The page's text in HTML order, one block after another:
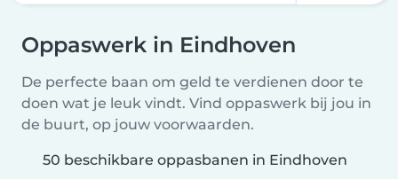
Oppaswerk in Eindhoven
De perfecte baan om geld te verdienen door te
doen wat je leuk vindt. Vind oppaswerk bij jou in
de buurt, op jouw voorwaarden.
50 beschikbare oppasbanen in Eindhoven